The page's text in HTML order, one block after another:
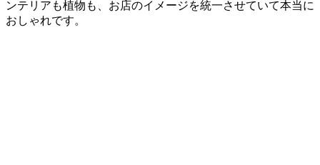
ンテリアも植物も、お店のイメージを統一させていて本当に
おしゃれです。